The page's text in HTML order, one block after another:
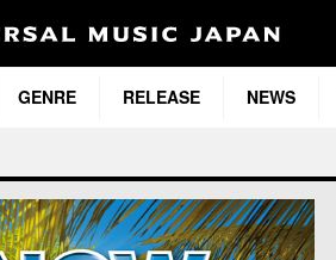
GENRE RELEASE NEWS